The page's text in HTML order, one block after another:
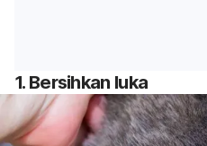
1. Bersihkan luka